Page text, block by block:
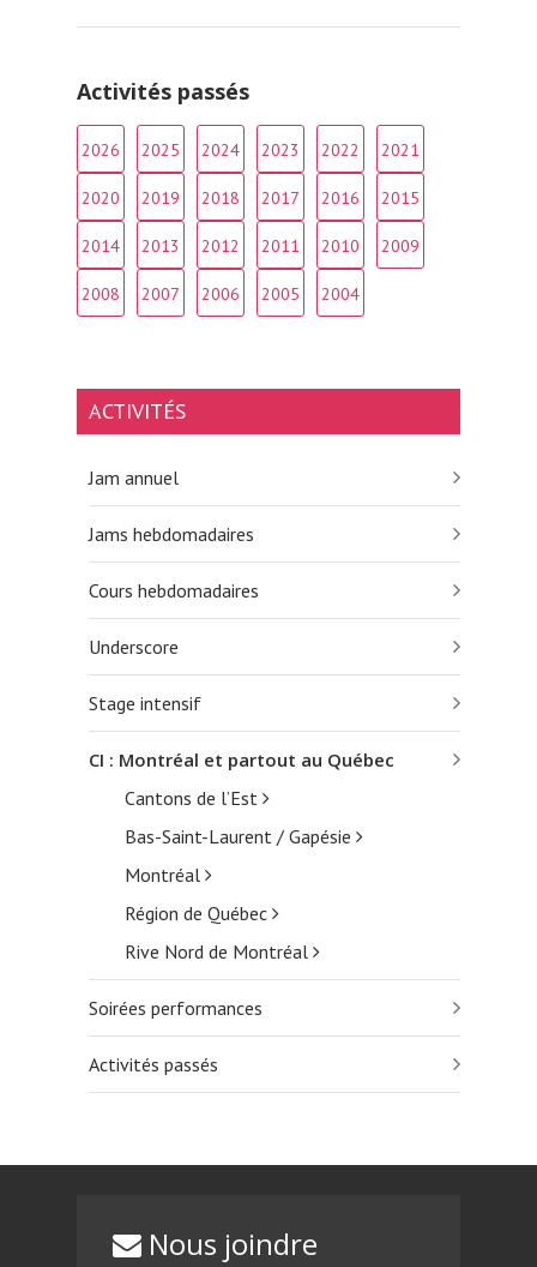
Activités passés
2026 2025 2024 2023 2022 2021
2020 2019 2018 2017 2016 2015
2014 2013 2012 2011 2010 2009
2008 2007 2006 2005 2004
ACTIVITÉS
Jam annuel
Jams hebdomadaires
Cours hebdomadaires
Underscore
Stage intensif
CI : Montréal et partout au Québec
Cantons de l’Est
Bas-Saint-Laurent / Gapésie
Montréal
Région de Québec
Rive Nord de Montréal
Soirées performances
Activités passés
Nous joindre